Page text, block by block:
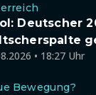
Deutscher
• 18:27 Uhr
Bewegung?